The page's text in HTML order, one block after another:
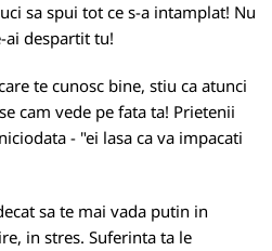
sa spui tot ce s-a intamplat! Nu
ai despartit tu!
te cunosc bine, stiu ca atunci
cam vede pe fata ta! Prietenii
- "ei lasa ca va impacati
sa te mai vada putin in
in stres. Suferinta ta le